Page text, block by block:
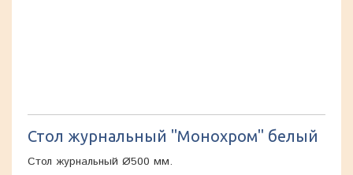
Стол журнальный "Монохром" белый
Стол журнальный Ø500 мм.